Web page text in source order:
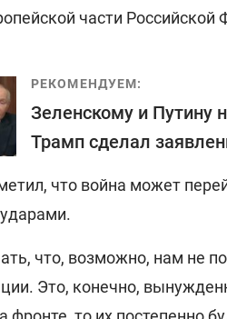
части Российской
РЕКОМЕНДУЕМ:
Зеленскому и Путину
Трамп сделал
что война может
что, возможно, нам не
Это, конечно,